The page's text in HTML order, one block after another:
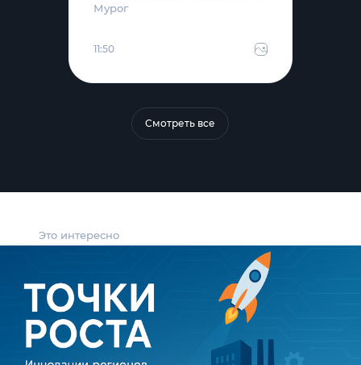
Это интересно
Мурог
11:50
Смотреть все